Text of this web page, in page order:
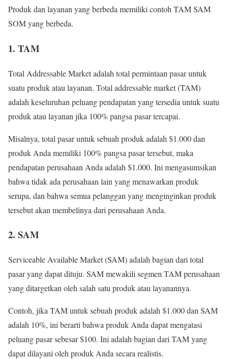
Produk dan layanan yang berbeda memiliki contoh TAM SAM
SOM yang berbeda.
1. TAM
Total Addressable Market adalah total permintaan pasar untuk
suatu produk atau layanan. Total addressable market (TAM)
adalah keseluruhan peluang pendapatan yang tersedia untuk suatu
produk atau layanan jika 100% pangsa pasar tercapai.
Misalnya, total pasar untuk sebuah produk adalah $1.000 dan
produk Anda memiliki 100% pangsa pasar tersebut, maka
pendapatan perusahaan Anda adalah $1.000. Ini mengasumsikan
bahwa tidak ada perusahaan lain yang menawarkan produk
serupa, dan bahwa semua pelanggan yang menginginkan produk
tersebut akan membelinya dari perusahaan Anda.
2. SAM
Serviceable Available Market (SAM) adalah bagian dari total
pasar yang dapat dituju. SAM mewakili segmen TAM perusahaan
yang ditargetkan oleh salah satu produk atau layanannya.
Contoh, jika TAM untuk sebuah produk adalah $1.000 dan SAM
adalah 10%, ini berarti bahwa produk Anda dapat mengatasi
peluang pasar sebesar $100. Ini adalah bagian dari TAM yang
dapat dilayani oleh produk Anda secara realistis.